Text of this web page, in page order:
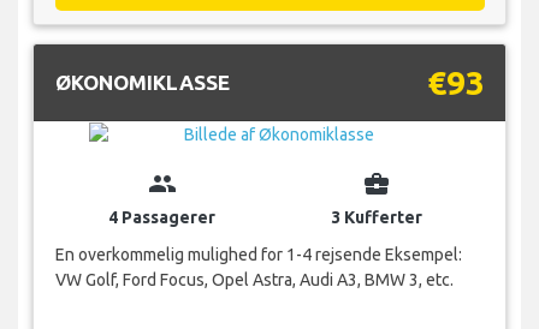
ØKONOMIKLASSE €93
group
4 Passagerer
business_center
3 Kufferter
En overkommelig mulighed for 1-4 rejsende Eksempel:
VW Golf, Ford Focus, Opel Astra, Audi A3, BMW 3, etc.